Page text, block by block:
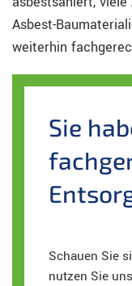
Asbest-
weiterhin
Sie
Schauen Sie
nutzen Sie